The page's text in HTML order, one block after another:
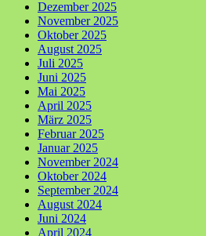
Dezember 2025
November 2025
Oktober 2025
August 2025
Juli 2025
Juni 2025
Mai 2025
April 2025
März 2025
Februar 2025
Januar 2025
November 2024
Oktober 2024
September 2024
August 2024
Juni 2024
April 2024